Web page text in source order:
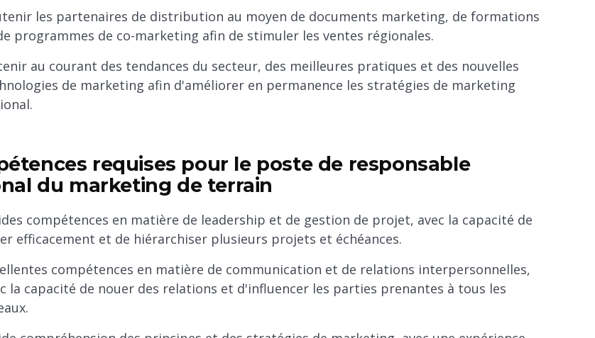
les partenaires de distribution au moyen de documents marketing, de formations
programmes de co-marketing afin de stimuler les ventes régionales.
au courant des tendances du secteur, des meilleures pratiques et des nouvelles
de marketing afin d'améliorer en permanence les stratégies de marketing
requises pour le poste de responsable
du marketing de terrain
compétences en matière de leadership et de gestion de projet, avec la capacité de
efficacement et de hiérarchiser plusieurs projets et échéances.
compétences en matière de communication et de relations interpersonnelles,
la capacité de nouer des relations et d'influencer les parties prenantes à tous les